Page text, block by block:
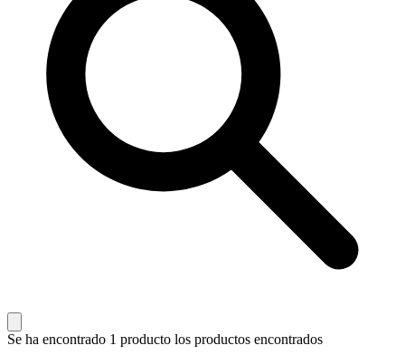
Se ha encontrado 1 producto los productos encontrados